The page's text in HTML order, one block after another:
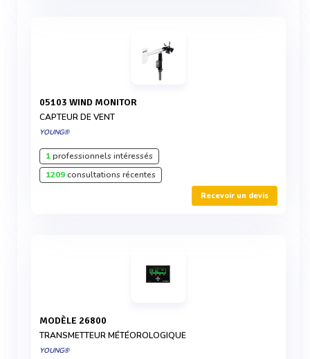
05103 WIND MONITOR
CAPTEUR DE VENT
YOUNG®
1professionnels intéressés
1209consultations récentes
Recevoir un devis
MODÈLE 26800
TRANSMETTEUR MÉTÉOROLOGIQUE
YOUNG®